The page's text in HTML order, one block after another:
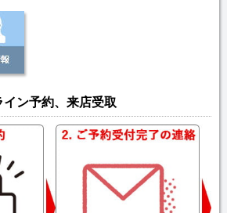
イン予約、来店受取